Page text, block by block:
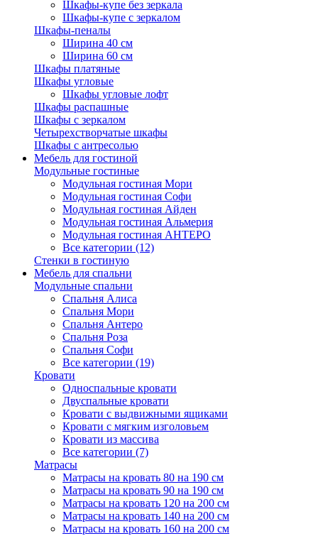
Шкафы-купе без зеркала
Шкафы-купе с зеркалом
Шкафы-пеналы
Ширина 40 см
Ширина 60 см
Шкафы платяные
Шкафы угловые
Шкафы угловые лофт
Шкафы распашные
Шкафы с зеркалом
Четырехстворчатые шкафы
Шкафы с антресолью
Мебель для гостиной
Модульные гостиные
Модульная гостиная Мори
Модульная гостиная Софи
Модульная гостиная Айден
Модульная гостиная Альмерия
Модульная гостиная АНТЕРО
Все категории (12)
Стенки в гостиную
Мебель для спальни
Модульные спальни
Спальня Алиса
Спальня Мори
Спальня Антеро
Спальня Роза
Спальня Софи
Все категории (19)
Кровати
Односпальные кровати
Двуспальные кровати
Кровати с выдвижными ящиками
Кровати с мягким изголовьем
Кровати из массива
Все категории (7)
Матрасы
Матрасы на кровать 80 на 190 см
Матрасы на кровать 90 на 190 см
Матрасы на кровать 120 на 200 см
Матрасы на кровать 140 на 200 см
Матрасы на кровать 160 на 200 см